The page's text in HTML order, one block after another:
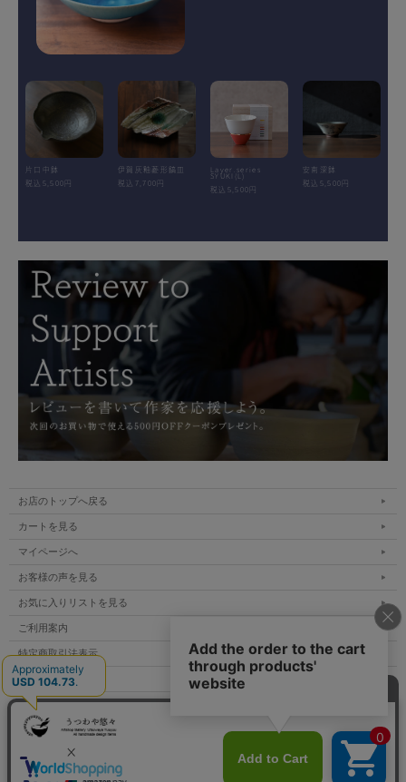
片口中鉢
税込5,500円
伊賀灰釉菱形鎬皿
税込7,700円
Layer.series
SYUKI(L)
税込5,500円
安南深鉢
税込5,500円
お店のトップへ戻る
カートを見る
マイページへ
お客様の声を見る
お気に入りリストを見る
ご利用案内
特定商取引法表示
個人情報の取扱い
サイトマップ
メルマガ登録
お問い合わせ